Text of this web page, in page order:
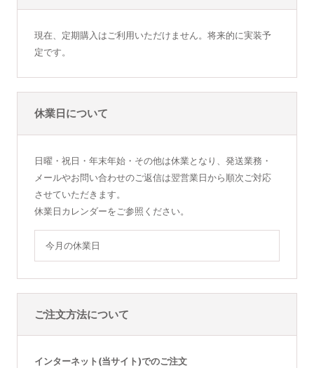
現在、定期購入はご利用いただけません。将来的に実装予
定です。
休業日について
日曜・祝日・年末年始・その他は休業となり、発送業務・
メールやお問い合わせのご返信は翌営業日から順次ご対応
させていただきます。
休業日カレンダーをご参照ください。
今月の休業日
ご注文方法について
インターネット(当サイト)でのご注文